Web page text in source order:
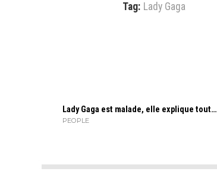
Tag: Lady Gaga
Lady Gaga est malade, elle explique tout…
PEOPLE